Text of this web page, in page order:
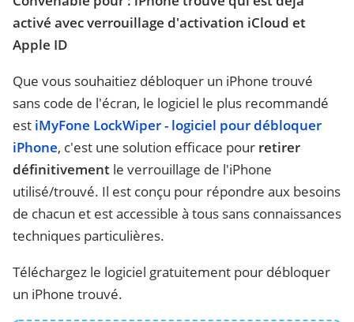
activé avec verrouillage d'activation iCloud et
Apple ID
Que vous souhaitiez débloquer un iPhone trouvé
sans code de l'écran, le logiciel le plus recommandé
est iMyFone LockWiper - logiciel pour débloquer
iPhone, c'est une solution efficace pour retirer
définitivement le verrouillage de l'iPhone
utilisé/trouvé. Il est conçu pour répondre aux besoins
de chacun et est accessible à tous sans connaissances
techniques particulières.
Téléchargez le logiciel gratuitement pour débloquer
un iPhone trouvé.